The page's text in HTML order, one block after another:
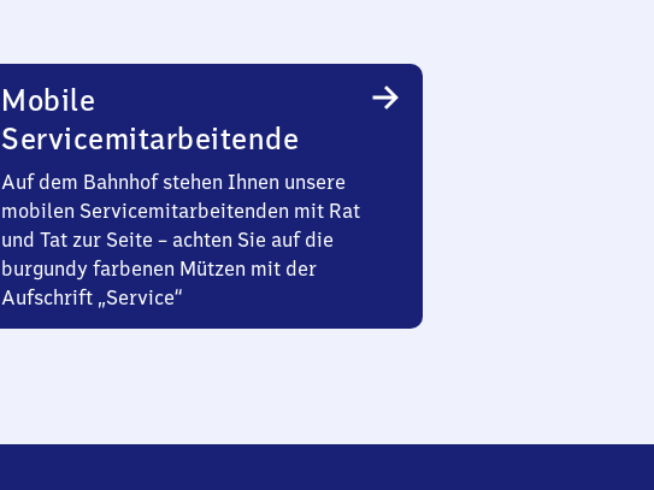
Mobile
Servicemitarbeitende
Auf dem Bahnhof stehen Ihnen unsere
mobilen Servicemitarbeitenden mit Rat
und Tat zur Seite – achten Sie auf die
burgundy farbenen Mützen mit der
Aufschrift „Service“